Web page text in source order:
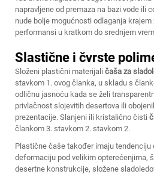
napravljene od premaza na bazi vode ili
nude bolje mogućnosti odlaganja
performansi u kratkom do srednjem
Slastične i čvrste
Složeni plastični materijali čaša za
stavkom 1. ovog članka, u skladu s
odličnu jasnoću kada se želi
privlačnost slojevitih desertova ili
prezentacije. Slanjeni ili kristalično čisti
člankom 3. stavkom 2. stavkom 2.
Plastične čaše također imaju tendenciju
deformaciju pod velikim opterećenjima,
desertne konstrukcije, složene